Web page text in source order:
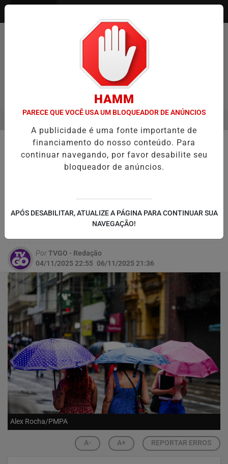
EM ALTA
☂️ TEMPO E CLIMA
Rajadas de até 80 km/h e chance
de chuva isolada marcam a quarta-
pressão provocam instabilidade e ventos
fortes na faixa Leste do Estado
PorTVGO - Redação
04/11/2025 22:55 06/11/2025 21:36
Alex Rocha/PMPA
A- A+ REPORTAR ERROS
HAMM
PARECE QUE VOCÊ USA UM BLOQUEADOR DE ANÚNCIOS
A publicidade é uma fonte importante de
financiamento do nosso conteúdo. Para
continuar navegando, por favor desabilite seu
bloqueador de anúncios.
APÓS DESABILITAR, ATUALIZE A PÁGINA PARA CONTINUAR SUA
NAVEGAÇÃO!